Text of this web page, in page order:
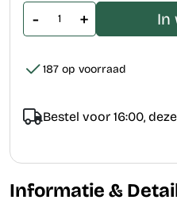
- + In
187 op voorraad
Bestel voor 16:00,
Informatie &